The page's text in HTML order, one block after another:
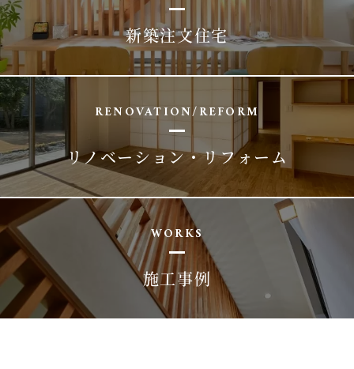
新築注文住宅
RENOVATION/REFORM
リノベーション・リフォーム
WORKS
施工事例